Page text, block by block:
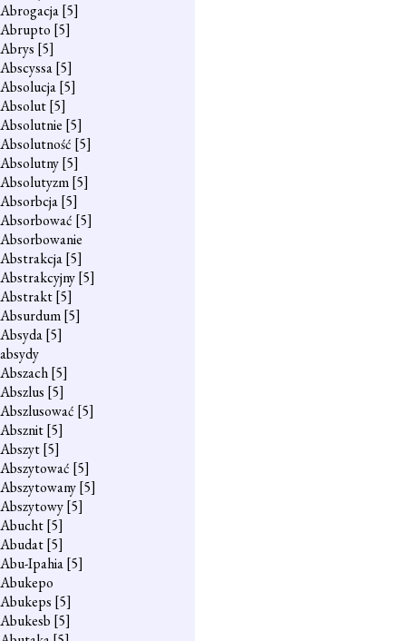
Abrogacja[5]
Abrupto [5]
Abrys [5]
Abscyssa[5]
Absolucja[5]
Absolut[5]
Absolutnie [5]
Absolutność [5]
Absolutny[5]
Absolutyzm[5]
Absorbcja[5]
Absorbować [5]
Absorbowanie
Abstrakcja[5]
Abstrakcyjny[5]
Abstrakt[5]
Absurdum[5]
Absyda[5]
absydy
Abszach[5]
Abszlus [5]
Abszlusować [5]
Absznit[5]
Abszyt[5]
Abszytować [5]
Abszytowany[5]
Abszytowy[5]
Abucht[5]
Abudat[5]
Abu-Ipahia[5]
Abukepo
Abukeps [5]
Abukesb [5]